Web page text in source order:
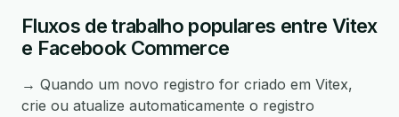
Fluxos de trabalho populares entre Vitex
e Facebook Commerce
→ Quando um novo registro for criado em Vitex,
crie ou atualize automaticamente o registro